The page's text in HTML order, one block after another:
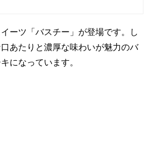
ーツ「バスチー」が登場です。し
あたりと濃厚な味わいが魅力のバ
になっています。